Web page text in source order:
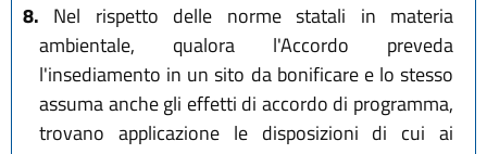
8. Nel rispetto delle norme statali in materia
ambientale, qualora l'Accordo preveda
l'insediamento in un sito da bonificare e lo stesso
assuma anche gli effetti di accordo di programma,
trovano applicazione le disposizioni di cui ai